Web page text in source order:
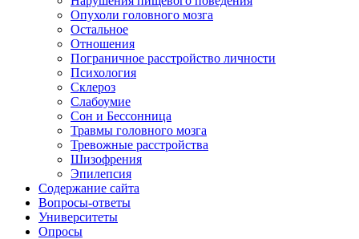
Опухоли головного мозга
Остальное
Отношения
Пограничное расстройство личности
Психология
Склероз
Слабоумие
Сон и Бессонница
Травмы головного мозга
Тревожные расстройства
Шизофрения
Эпилепсия
Содержание сайта
Вопросы-ответы
Университеты
Опросы